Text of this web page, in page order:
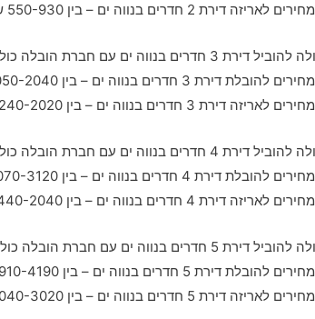
דירת 2 חדרים בנווה ים – בין 550-930 ש"ח
3 חדרים בנווה ים עם חברת הובלה כולל אריזה?
דירת 3 חדרים בנווה ים – בין 1050-2040 ש"ח
דירת 3 חדרים בנווה ים – בין 1240-2020 ש"ח
4 חדרים בנווה ים עם חברת הובלה כולל אריזה?
דירת 4 חדרים בנווה ים – בין 2070-3120 ש"ח
דירת 4 חדרים בנווה ים – בין 2440-2040 ש"ח
5 חדרים בנווה ים עם חברת הובלה כולל אריזה?
דירת 5 חדרים בנווה ים – בין 2910-4190 ש"ח
דירת 5 חדרים בנווה ים – בין 2040-3020 ש"ח